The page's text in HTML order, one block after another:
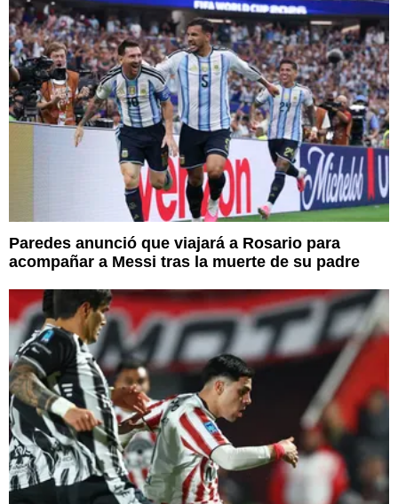
Paredes anunció que viajará a Rosario para
acompañar a Messi tras la muerte de su padre